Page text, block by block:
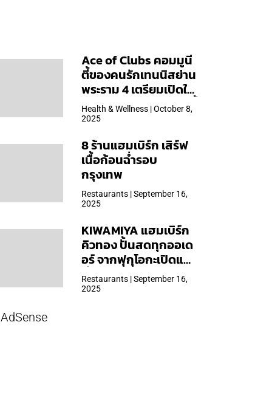
Ace of Clubs คอมมูนี
ตี้ของคนรักเทนนิสย่าน
พระราม 4 เตรียมเปิดให้
บริการวันแรก 19 ต.ค. นี้
Health & Wellness | October 8,
2025
8 ร้านแฮมเบิร์ก เสิร์ฟ
เนื้อก้อนฉ่ำรอบ
กรุงเทพ
Restaurants | September 16,
2025
KIWAMIYA แฮมเบิร์ก
คิวทอง ปั้นสดทุกออเด
อร์ จากฟุกุโอกะเปิดแล้ว
ที่ Central Park
Restaurants | September 16,
2025
AdSense